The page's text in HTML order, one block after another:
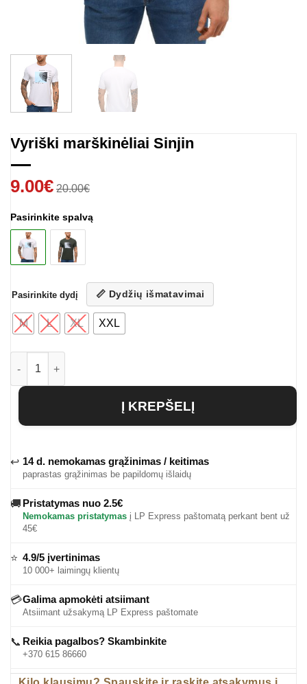
Vyriški marškinėliai Sinjin
9.00€ 20.00€
Pasirinkite spalvą
Pasirinkite dydį 📏 Dydžių išmatavimai
M L XL XXL
produkto kiekis: Vyriški marškinėliai Sinjin
Į KREPŠELĮ
↩ 14 d. nemokamas grąžinimas / keitimas
paprastas grąžinimas be papildomų išlaidų
🚚 Pristatymas nuo 2.5€
Nemokamas pristatymas į LP Express paštomatą perkant bent už
45€
⭐ 4.9/5 įvertinimas
10 000+ laimingų klientų
💳Galima apmokėti atsiimant
Atsiimant užsakymą LP Express paštomate
📞 Reikia pagalbos? Skambinkite
+370 615 86660